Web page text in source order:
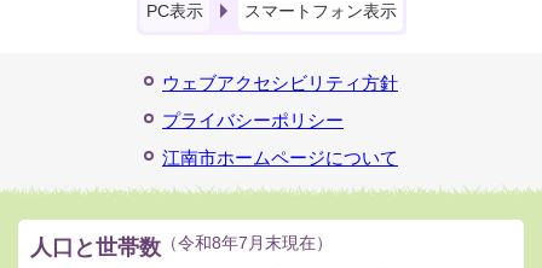
PC表示 スマートフォン表示
ウェブアクセシビリティ方針
プライバシーポリシー
江南市ホームページについて
人口と世帯数 （令和8年7月末現在）